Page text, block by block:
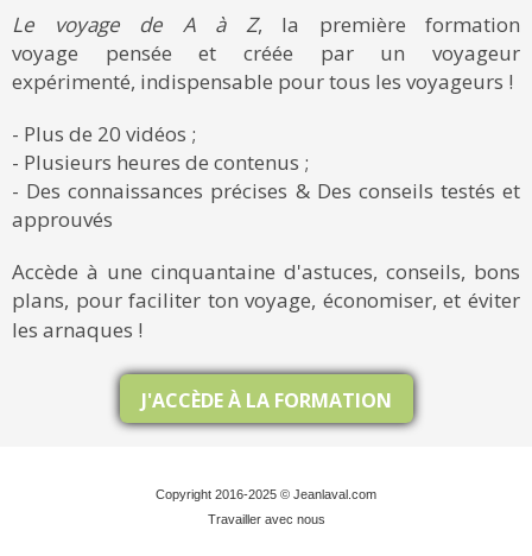
Le voyage de A à Z, la première formation
voyage pensée et créée par un voyageur
expérimenté, indispensable pour tous les voyageurs !
- Plus de 20 vidéos ;
- Plusieurs heures de contenus ;
- Des connaissances précises & Des conseils testés et
approuvés
Accède à une cinquantaine d'astuces, conseils, bons
plans, pour faciliter ton voyage, économiser, et éviter
les arnaques !
J'ACCÈDE À LA FORMATION
Copyright 2016-2025 © Jeanlaval.com
Travailler avec nous